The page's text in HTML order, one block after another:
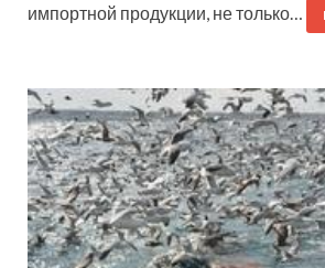
импортной продукции, не только…